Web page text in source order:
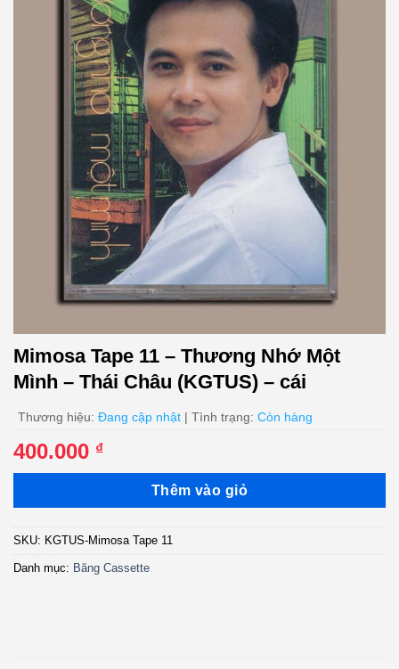
Mimosa Tape 11 – Thương Nhớ Một
Mình – Thái Châu (KGTUS) – cái
Thương hiệu: Đang cập nhật | Tình trạng: Còn hàng
400.000 ₫
Thêm vào giỏ
SKU: KGTUS-Mimosa Tape 11
Danh mục: Băng Cassette